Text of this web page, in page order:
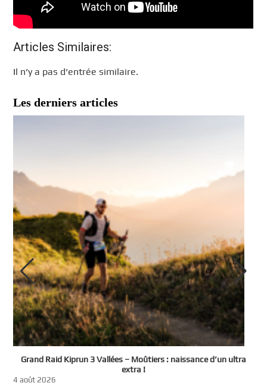
Articles Similaires:
Il n’y a pas d’entrée similaire.
Les derniers articles
Grand Raid Kiprun 3 Vallées – Moûtiers : naissance d’un ultra
extra !
4 août 2026